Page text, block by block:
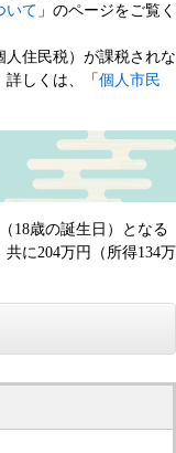
いて 」のページをご覧く
住民税）が課税されな
詳しくは、「個人市民
18歳の誕生日）となる
に204万円（所得134万